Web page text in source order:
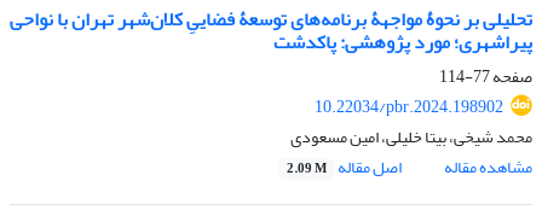
تحلیلی بر نحوۀ مواجهۀ برنامه‌های توسعۀ فضاییِ کلان‌شهر تهران با نواحی
پیراشهری؛ مورد پژوهشی: پاکدشت
صفحه77-114
10.22034/pbr.2024.198902
محمد شیخی، بیتا خلیلی، امین مسعودی
مشاهده مقاله
اصل مقاله 2.09 M